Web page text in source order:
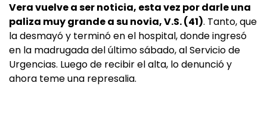
Vera vuelve a ser noticia, esta vez por darle una
paliza muy grande a su novia, V.S. (41). Tanto, que
la desmayó y terminó en el hospital, donde ingresó
en la madrugada del último sábado, al Servicio de
Urgencias. Luego de recibir el alta, lo denunció y
ahora teme una represalia.